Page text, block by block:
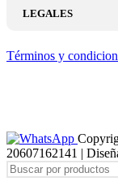
LEGALES
Términos y
20607162141 |